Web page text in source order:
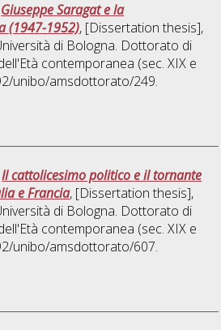
Giuseppe Saragat e la
(1947-1952), [Dissertation thesis],
di Bologna. Dottorato di
contemporanea (sec. XIX e
unibo/amsdottorato/249.
Il cattolicesimo politico e il tornante
e Francia, [Dissertation thesis],
di Bologna. Dottorato di
contemporanea (sec. XIX e
unibo/amsdottorato/607.